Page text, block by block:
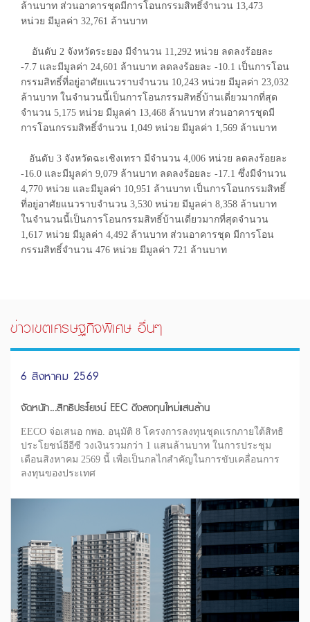
ล้านบาท ส่วนอาคารชุดมีการโอนกรรมสิทธิ์จำนวน 13,473
หน่วย มีมูลค่า 32,761 ล้านบาท
อันดับ 2 จังหวัดระยอง มีจำนวน 11,292 หน่วย ลดลงร้อยละ
-7.7 และมีมูลค่า 24,601 ล้านบาท ลดลงร้อยละ -10.1 เป็นการโอน
กรรมสิทธิ์ที่อยู่อาศัยแนวราบจำนวน 10,243 หน่วย มีมูลค่า 23,032
ล้านบาท ในจำนวนนี้เป็นการโอนกรรมสิทธิ์บ้านเดี่ยวมากที่สุด
จำนวน 5,175 หน่วย มีมูลค่า 13,468 ล้านบาท ส่วนอาคารชุดมี
การโอนกรรมสิทธิ์จำนวน 1,049 หน่วย มีมูลค่า 1,569 ล้านบาท
อันดับ 3 จังหวัดฉะเชิงเทรา มีจำนวน 4,006 หน่วย ลดลงร้อยละ
-16.0 และมีมูลค่า 9,079 ล้านบาท ลดลงร้อยละ -17.1 ซึ่งมีจำนวน
4,770 หน่วย และมีมูลค่า 10,951 ล้านบาท เป็นการโอนกรรมสิทธิ์
ที่อยู่อาศัยแนวราบจำนวน 3,530 หน่วย มีมูลค่า 8,358 ล้านบาท
ในจำนวนนี้เป็นการโอนกรรมสิทธิ์บ้านเดี่ยวมากที่สุดจำนวน
1,617 หน่วย มีมูลค่า 4,492 ล้านบาท ส่วนอาคารชุด มีการโอน
กรรมสิทธิ์จำนวน 476 หน่วย มีมูลค่า 721 ล้านบาท
ข่าวเขตเศรษฐกิจพิเศษ อื่นๆ
6 สิงหาคม 2569
จัดหนัก...สิทธิประโยชน์ EEC ดึงลงทุนใหม่แสนล้าน
EECO จ่อเสนอ กพอ. อนุมัติ 8 โครงการลงทุนชุดแรกภายใต้สิทธิ
ประโยชน์อีอีซี วงเงินรวมกว่า 1 แสนล้านบาท ในการประชุม
เดือนสิงหาคม 2569 นี้ เพื่อเป็นกลไกสำคัญในการขับเคลื่อนการ
ลงทุนของประเทศ